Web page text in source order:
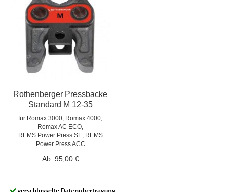
Rothenberger Pressbacke
Standard M 12-35
für Romax 3000, Romax 4000,
Romax AC ECO,
REMS Power Press SE, REMS
Power Press ACC
Ab: 95,00 €